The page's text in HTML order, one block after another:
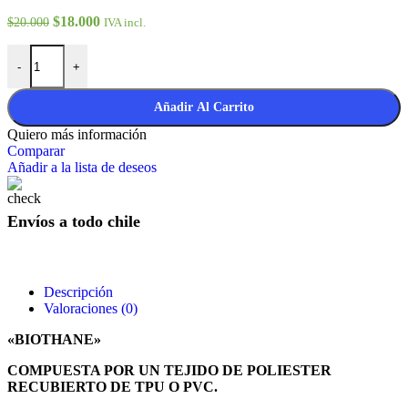
$20.000 El
era:
$20.000.
$18.000 El
$18.000.
IVA incl.
- +
Añadir Al Carrito
Quiero más información
Comparar
Añadir a la lista de deseos
Envíos a todo chile
Descripción
Valoraciones (0)
«BIOTHANE»
COMPUESTA POR UN TEJIDO DE POLIESTER
RECUBIERTO DE TPU O PVC.